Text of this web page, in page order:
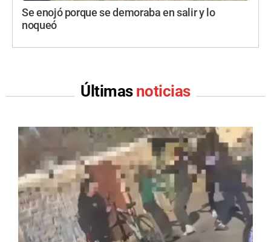
Se enojó porque se demoraba en salir y lo
noqueó
Últimas noticias